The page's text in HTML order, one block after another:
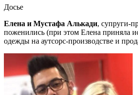
Досье
Елена и Мустафа Алькади, супруги-
поженились (при этом Елена приняла
одежды на аутсорс-производстве и